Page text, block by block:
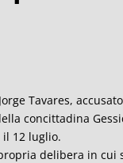
Tavares,
concittadina
12 luglio.
delibera in cui